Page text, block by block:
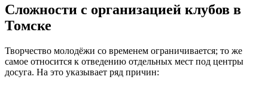
Сложности с организацией клубов в
Томске
Творчество молодёжи со временем ограничивается; то же
самое относится к отведению отдельных мест под центры
досуга. На это указывает ряд причин: